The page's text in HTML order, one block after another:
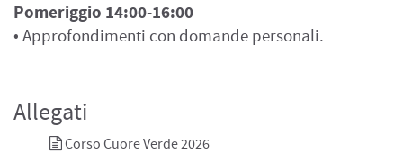
Pomeriggio 14:00-16:00
• Approfondimenti con domande personali.
Allegati
Corso Cuore Verde 2026